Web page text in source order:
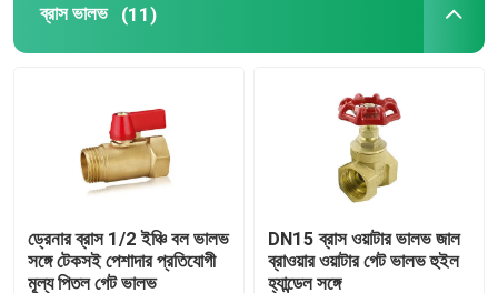
ব্রাস ভালভ (11)
ড্রেনার ব্রাস 1/2 ইঞ্চি বল ভালভ
সঙ্গে টেকসই পেশাদার প্রতিযোগী
মূল্য পিতল গেট ভালভ
DN15 ব্রাস ওয়াটার ভালভ জাল
ব্রাওয়ার ওয়াটার গেট ভালভ হুইল
হ্যান্ডেল সঙ্গে